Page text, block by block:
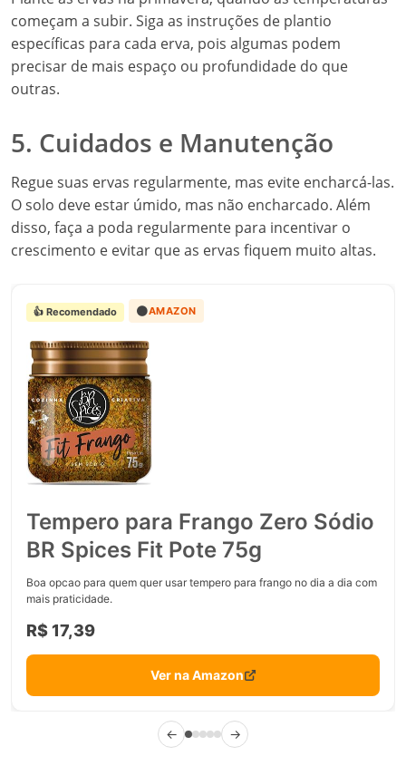
começam a subir. Siga as instruções de plantio
específicas para cada erva, pois algumas podem
precisar de mais espaço ou profundidade do que
outras.
5. Cuidados e Manutenção
Regue suas ervas regularmente, mas evite encharcá-las.
O solo deve estar úmido, mas não encharcado. Além
disso, faça a poda regularmente para incentivar o
crescimento e evitar que as ervas fiquem muito altas.
👍 Recomendado 🟠AMAZON
Tempero para Frango Zero Sódio
BR Spices Fit Pote 75g
Boa opcao para quem quer usar tempero para frango no dia a dia com
mais praticidade.
R$ 17,39
Ver na Amazon
← →